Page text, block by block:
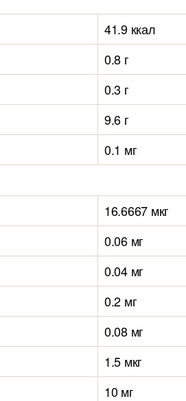
41.9 ккал
0.8 г
0.3 г
9.6 г
0.1 мг
16.6667 мкг
0.06 мг
0.04 мг
0.2 мг
0.08 мг
1.5 мкг
10 мг